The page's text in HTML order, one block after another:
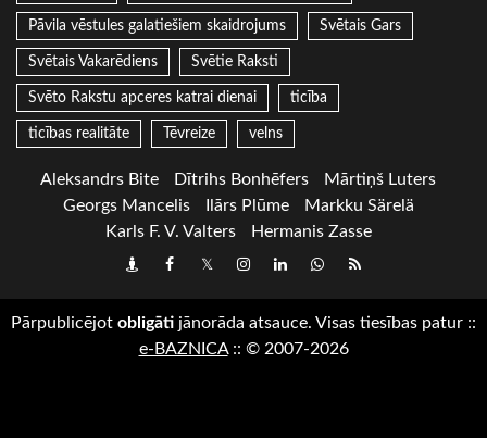
Pāvila vēstules galatiešiem skaidrojums Svētais Gars
Svētais Vakarēdiens Svētie Raksti
Svēto Rakstu apceres katrai dienai ticība
ticības realitāte Tēvreize velns
Aleksandrs Bite Dītrihs Bonhēfers
Mārtiņš Luters
Georgs Mancelis
Ilārs Plūme
Markku Särelä
Karls F. V. Valters
Hermanis Zasse
DraugiemFacebook
TwitterInstagram
LinkedInwhatsapp
RSS
Pārpublicējot obligāti jānorāda atsauce. Visas tiesības patur ::
e-BAZNICA:: © 2007-2026